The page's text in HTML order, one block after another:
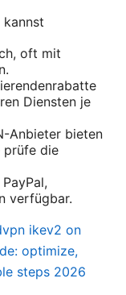
kannst
oft mit
Diensten je
Anbieter bieten
prüfe die
verfügbar.
ikev2 on
optimize,
steps 2026